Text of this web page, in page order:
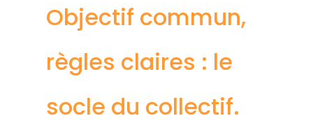
Objectif commun,
règles claires : le
socle du collectif.